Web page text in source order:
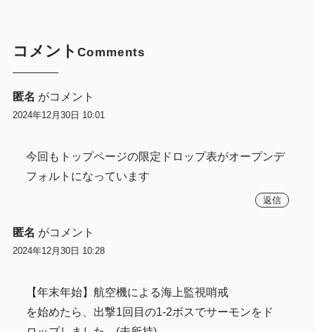
コメント Comments
匿名 がコメント
2024年12月30日 10:01
今回もトップページの限定ドロップ表がオープンデ
フォルトになっています
返信
匿名 がコメント
2024年12月30日 10:28
【年末年始】航空機による海上監視哨戒
を始めたら、出撃1回目の1-2ボスでサーモンをド